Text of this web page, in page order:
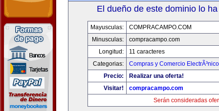
El dueño de este dominio lo
Mayusculas:
COMPRACAMPO.COM
Minusculas:
compracampo.com
Longitud:
11 caracteres
Categorias:
Compras y Comercio ElectrÃ³nico
Precio:
Realizar una oferta!
Visitar!
compracampo.com
Serán consideradas